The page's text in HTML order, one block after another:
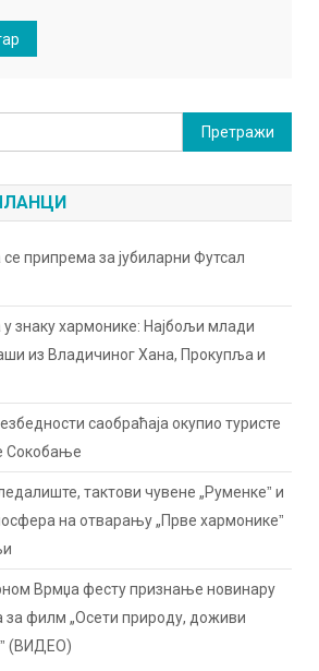
Претрага
за:
припрема за јубиларни Футсал
знаку хармонике: Најбољи млади
из Владичиног Хана, Прокупља и
саобраћаја окупио туристе
Сокобање
тактови чувене „Руменкеˮ и
на отварању „Прве хармоникеˮ
Врмџа фесту признање новинару
за филм „Осети природу, доживи
(ВИДЕО)